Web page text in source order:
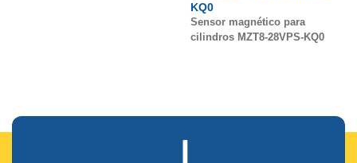
KQ0
Sensor magnético para
cilindros MZT8-28VPS-KQ0